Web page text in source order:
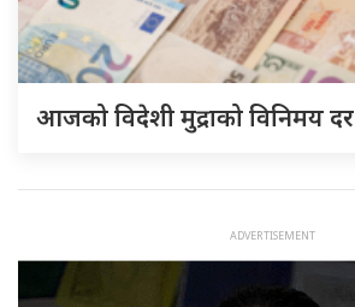
आजको विदेशी मुद्राको विनिमय दर